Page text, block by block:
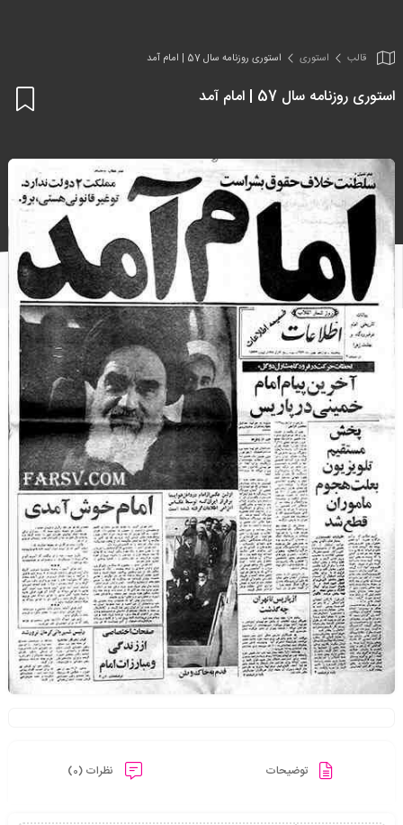
قالب استوری استوری روزنامه سال 57 | امام آمد
استوری روزنامه سال 57 | امام آمد
توضیحات نظرات (0)